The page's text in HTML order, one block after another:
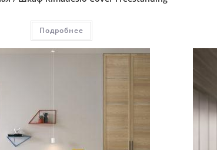
Подробнее